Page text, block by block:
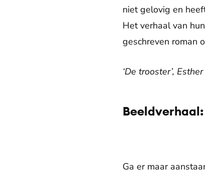
niet gelovig en
Het verhaal van
geschreven roman
‘De trooster’,
Ga er maar